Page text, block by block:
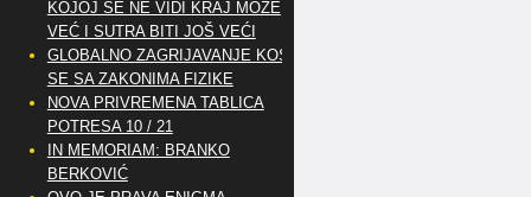
KOJOJ SE NE VIDI KRAJ MOŽE
VEĆ I SUTRA BITI JOŠ VEĆI
GLOBALNO ZAGRIJAVANJE KOSI
SE SA ZAKONIMA FIZIKE
NOVA PRIVREMENA TABLICA
POTRESA 10 / 21
IN MEMORIAM: BRANKO
BERKOVIĆ